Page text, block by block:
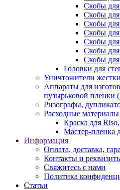
Скобы для
Скобы
Скобы для
Скобы
Скобы для
Скобы
Скобы
Головки для
Уничтожители
Аппараты для
пузырьковой
Ризографы,
Расходные
Краска для
Мастер-пленка
Информация
Оплата, доставка,
Контакты и
Свяжитесь с нами
Политика
Статьи